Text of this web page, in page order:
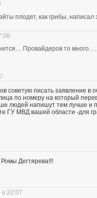
плодят, как грибы,
Провайдеров то много….
советую писать заявление
по номеру на который
людей напишут тем лучше и
ГУ МВД вашей области -для
Дегтярева!!!
в 22:07